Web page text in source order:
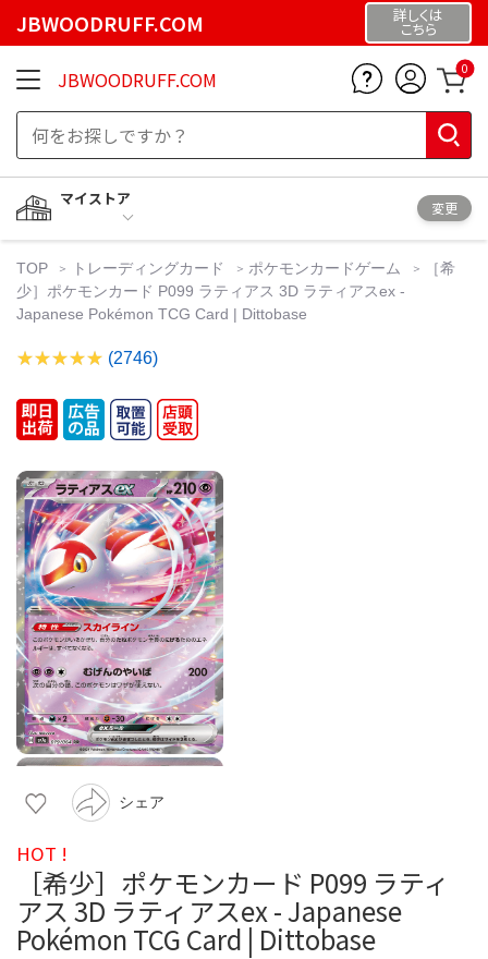
JBWOODRUFF.COM 詳しくは
こちら
JBWOODRUFF.COM 0
マイストア
変更
TOP トレーディングカード ポケモンカードゲーム
［希
少］ポケモンカード P099 ラティアス 3D ラティアスex -
Japanese Pokémon TCG Card | Dittobase
(2746)
シェア
HOT !
［希少］ポケモンカード P099 ラティ
アス 3D ラティアスex - Japanese
Pokémon TCG Card | Dittobase